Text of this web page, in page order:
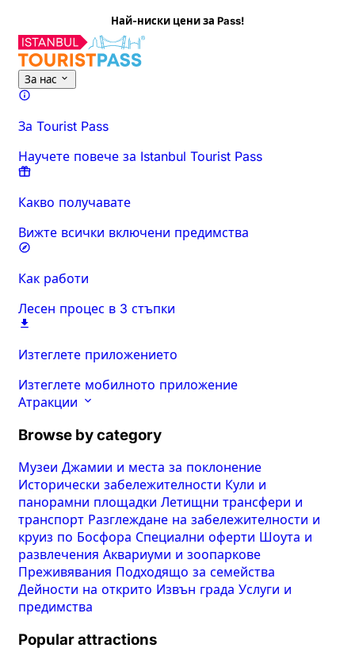
Най-ниски цени за Pass!
За нас
За Tourist Pass
Научете повече за Istanbul Tourist Pass
Какво получавате
Вижте всички включени предимства
Как работи
Лесен процес в 3 стъпки
Изтеглете приложението
Изтеглете мобилното приложение
Атракции
Browse by category
Музеи Джамии и места за поклонение
Исторически забележителности Кули и
панорамни площадки Летищни трансфери и
транспорт Разглеждане на забележителности и
круиз по Босфора Специални оферти Шоута и
развлечения Аквариуми и зоопаркове
Преживявания Подходящо за семейства
Дейности на открито Извън града Услуги и
предимства
Popular attractions